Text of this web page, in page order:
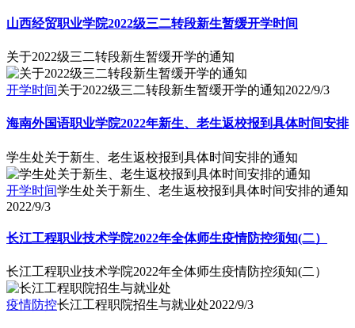
山西经贸职业学院2022级三二转段新生暂缓开学时间
关于2022级三二转段新生暂缓开学的通知
开学时间关于2022级三二转段新生暂缓开学的通知2022/9/3
海南外国语职业学院2022年新生、老生返校报到具体时间安排
学生处关于新生、老生返校报到具体时间安排的通知
开学时间学生处关于新生、老生返校报到具体时间安排的通知
2022/9/3
长江工程职业技术学院2022年全体师生疫情防控须知(二）
长江工程职业技术学院2022年全体师生疫情防控须知(二）
疫情防控长江工程职院招生与就业处2022/9/3